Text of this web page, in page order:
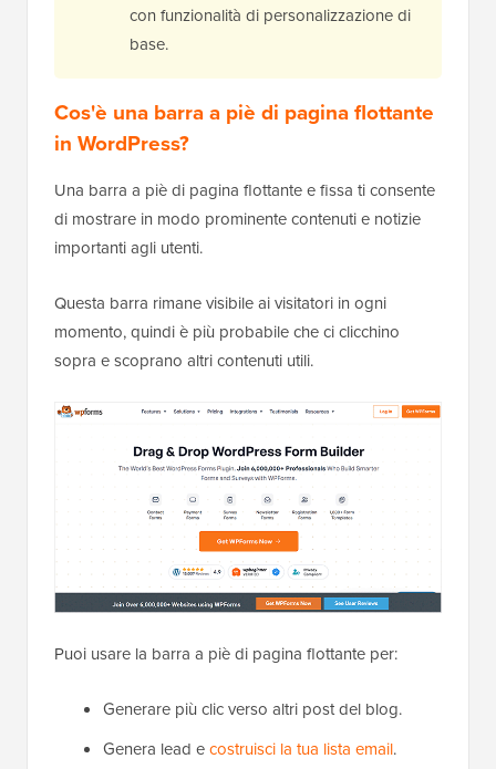
con funzionalità di personalizzazione di
base.
Cos'è una barra a piè di pagina flottante
in WordPress?
Una barra a piè di pagina flottante e fissa ti consente
di mostrare in modo prominente contenuti e notizie
importanti agli utenti.
Questa barra rimane visibile ai visitatori in ogni
momento, quindi è più probabile che ci clicchino
sopra e scoprano altri contenuti utili.
Puoi usare la barra a piè di pagina flottante per:
Generare più clic verso altri post del blog.
Genera lead ecostruisci la tua lista email.